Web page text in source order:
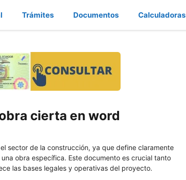
Trámites Documentos Calculadoras
cierta en word
sector de la construcción, ya que define claramente
obra específica. Este documento es crucial tanto
las bases legales y operativas del proyecto.